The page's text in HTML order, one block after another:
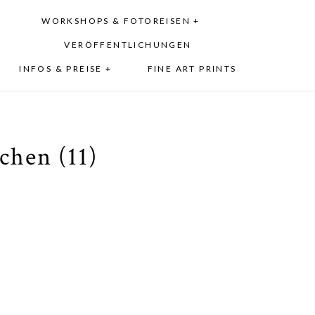
WORKSHOPS & FOTOREISEN +
VERÖFFENTLICHUNGEN
INFOS & PREISE + FINE ART PRINTS
(11)